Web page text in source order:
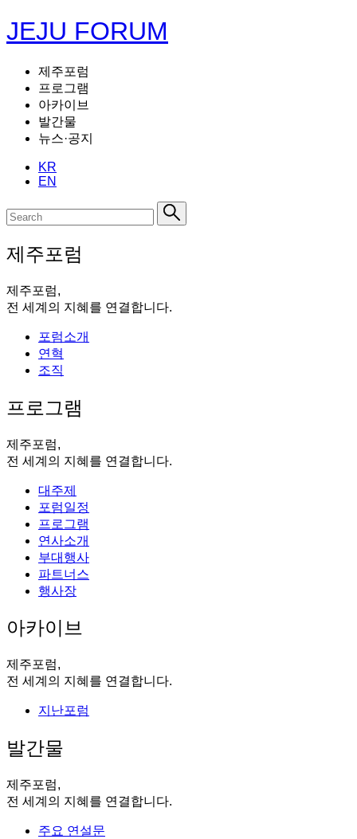
JEJU FORUM
제주포럼
프로그램
아카이브
발간물
뉴스·공지
KR
EN
제주포럼
제주포럼,
전 세계의 지혜를 연결합니다.
포럼소개
연혁
조직
프로그램
제주포럼,
전 세계의 지혜를 연결합니다.
대주제
포럼일정
프로그램
연사소개
부대행사
파트너스
행사장
아카이브
제주포럼,
전 세계의 지혜를 연결합니다.
지난포럼
발간물
제주포럼,
전 세계의 지혜를 연결합니다.
주요 연설문